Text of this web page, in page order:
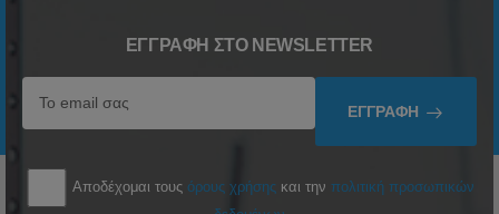
ΕΓΓΡΑΦΉ ΣΤΟ NEWSLETTER
ΕΓΓΡΑΦΉ
Αποδέχομαι τους όρους χρήσης και την πολιτική προσωπικών